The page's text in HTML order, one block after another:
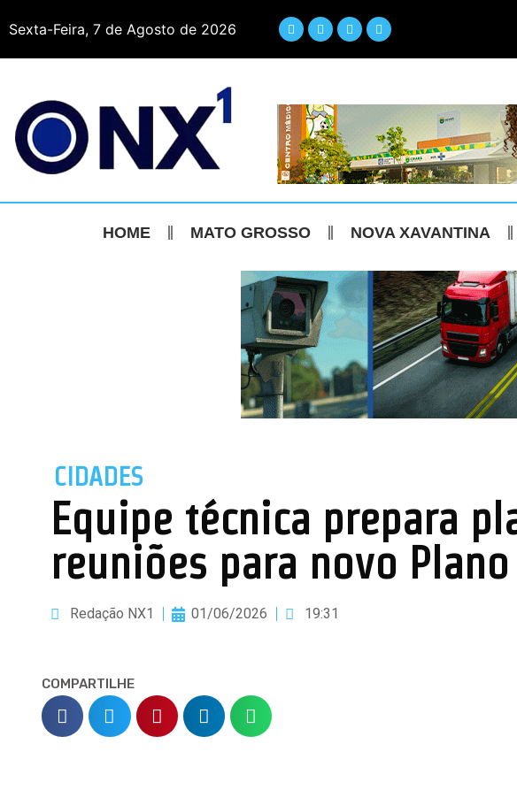
Sexta-Feira, 7 de Agosto de 2026
HOME MATO GROSSO NOVA XAVANTINA
CIDADES
Equipe técnica prepara
reuniões para novo
Redação NX1 01/06/2026 19:31
COMPARTILHE